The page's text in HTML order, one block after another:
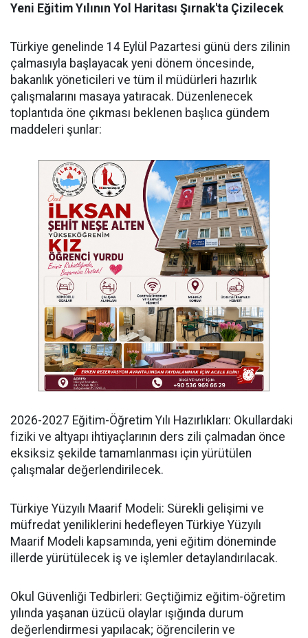
Yeni Eğitim Yılının Yol Haritası Şırnak'ta Çizilecek
​Türkiye genelinde 14 Eylül Pazartesi günü ders zilinin
çalmasıyla başlayacak yeni dönem öncesinde,
bakanlık yöneticileri ve tüm il müdürleri hazırlık
çalışmalarını masaya yatıracak. Düzenlenecek
toplantıda öne çıkması beklenen başlıca gündem
maddeleri şunlar:
​2026-2027 Eğitim-Öğretim Yılı Hazırlıkları: Okullardaki
fiziki ve altyapı ihtiyaçlarının ders zili çalmadan önce
eksiksiz şekilde tamamlanması için yürütülen
çalışmalar değerlendirilecek.
​Türkiye Yüzyılı Maarif Modeli: Sürekli gelişimi ve
müfredat yeniliklerini hedefleyen Türkiye Yüzyılı
Maarif Modeli kapsamında, yeni eğitim döneminde
illerde yürütülecek iş ve işlemler detaylandırılacak.
​Okul Güvenliği Tedbirleri: Geçtiğimiz eğitim-öğretim
yılında yaşanan üzücü olaylar ışığında durum
değerlendirmesi yapılacak; öğrencilerin ve